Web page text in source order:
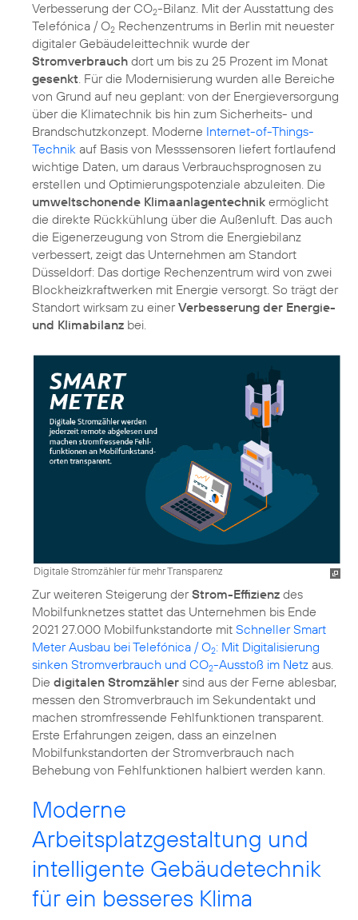
Verbesserung der CO2-Bilanz. Mit der Ausstattung des
Telefónica / O2 Rechenzentrums in Berlin mit neuester
digitaler Gebäudeleittechnik wurde der
Stromverbrauch dort um bis zu 25 Prozent im Monat
gesenkt. Für die Modernisierung wurden alle Bereiche
von Grund auf neu geplant: von der Energieversorgung
über die Klimatechnik bis hin zum Sicherheits- und
Brandschutzkonzept. Moderne Internet-of-Things-
Technik auf Basis von Messsensoren liefert fortlaufend
wichtige Daten, um daraus Verbrauchsprognosen zu
erstellen und Optimierungspotenziale abzuleiten. Die
umweltschonende Klimaanlagentechnik ermöglicht
die direkte Rückkühlung über die Außenluft. Das auch
die Eigenerzeugung von Strom die Energiebilanz
verbessert, zeigt das Unternehmen am Standort
Düsseldorf: Das dortige Rechenzentrum wird von zwei
Blockheizkraftwerken mit Energie versorgt. So trägt der
Standort wirksam zu einerVerbesserung der Energie-
und Klimabilanz bei.
Digitale Stromzähler für mehr Transparenz
Zur weiteren Steigerung derStrom-Effizienz des
Mobilfunknetzes stattet das Unternehmen bis Ende
2021 27.000 Mobilfunkstandorte mit Schneller Smart
Meter Ausbau bei Telefónica / O2: Mit Digitalisierung
sinken Stromverbrauch und CO2-Ausstoß im Netz aus.
Die digitalen Stromzähler sind aus der Ferne ablesbar,
messen den Stromverbrauch im Sekundentakt und
machen stromfressende Fehlfunktionen transparent.
Erste Erfahrungen zeigen, dass an einzelnen
Mobilfunkstandorten der Stromverbrauch nach
Behebung von Fehlfunktionen halbiert werden kann.
Moderne
Arbeitsplatzgestaltung und
intelligente Gebäudetechnik
für ein besseres Klima